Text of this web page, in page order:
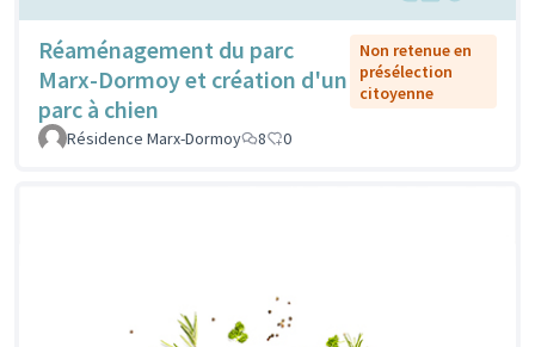
Réaménagement du parc
Marx-Dormoy et création d'un
parc à chien
Non retenue en
présélection
citoyenne
Résidence Marx-Dormoy 8 0